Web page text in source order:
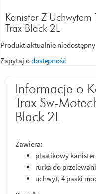
Kanister Z
Trax Black 2L
Produkt aktualnie niedostępny
Zapytaj odostępność
Informacje o
Trax Sw-
Black 2L
Zawiera:
plastikowy kanister
rurka do
uchwyt, 4 paski